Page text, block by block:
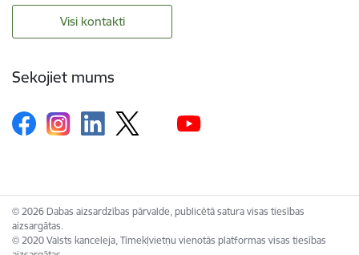
Visi kontakti
Sekojiet mums
© 2026 Dabas aizsardzības pārvalde, publicētā satura visas tiesības
aizsargātas.
© 2020 Valsts kanceleja, Tīmekļvietņu vienotās platformas visas tiesības